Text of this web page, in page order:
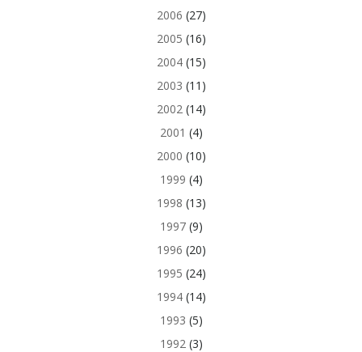
2006 (27)
2005 (16)
2004(15)
2003 (11)
2002 (14)
2001 (4)
2000 (10)
1999 (4)
1998 (13)
1997(9)
1996 (20)
1995 (24)
1994(14)
1993 (5)
1992 (3)